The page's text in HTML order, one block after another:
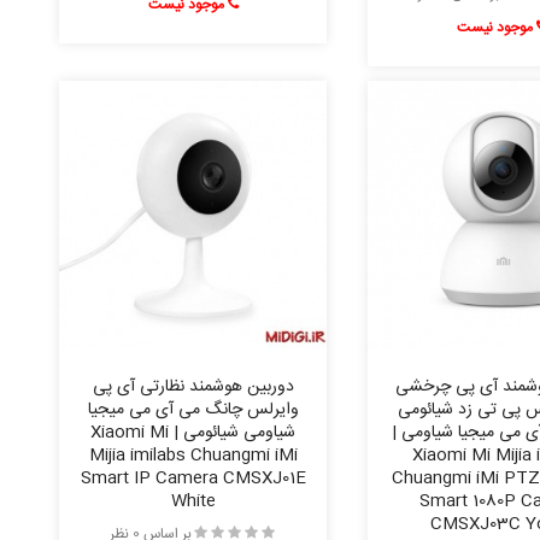
موجود نیست
آی پی چرخشی
پی تی زد شیائومی
می میجیا شیاومی |
Xiaomi Mi Mijia
Chuangmi iMi
Smart 1080P
CMSXJ03C
دوربین هوشمند نظارتی آی پی
وایرلس چانگ می آی می میجیا
شیاومی شیائومی | Xiaomi Mi
Mijia imilabs Chuangmi iMi
Smart IP Camera CMSXJ01E
White
بر اساس 0 نظر